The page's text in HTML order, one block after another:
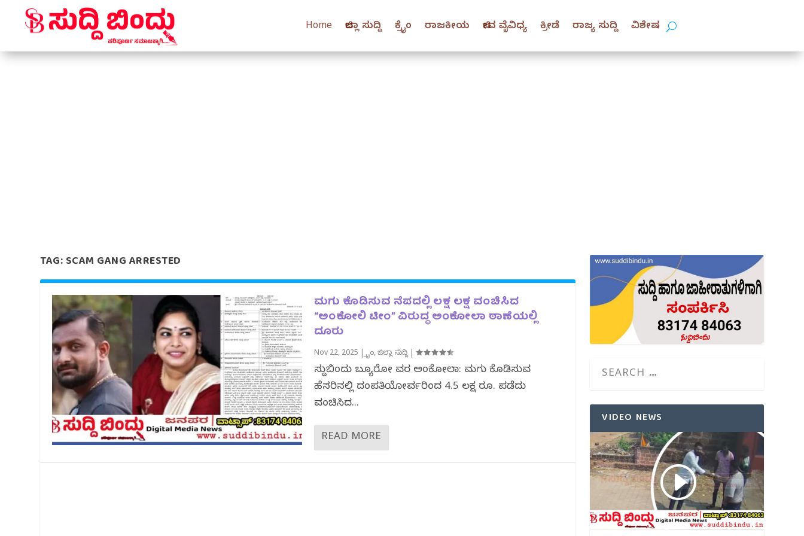
Home ಜಿಲ್ಲಾ ಸುದ್ದಿ ಕ್ರೈಂ ರಾಜಕೀಯ ಜೀವ ವೈವಿಧ್ಯ ಕ್ರೀಡೆ ರಾಜ್ಯ ಸುದ್ದಿ ವಿಶೇಷ
TAG:SCAM GANG ARRESTED
ಮಗು ಕೊಡಿಸುವ ನೆಪದಲ್ಲಿ ಲಕ್ಷ ಲಕ್ಷ ವಂಚಿಸಿದ
“ಅಂಕೋಲಿ ಟೀಂ” ವಿರುದ್ಧ ಅಂಕೋಲಾ ಠಾಣೆಯಲ್ಲಿ
ದೂರು
Nov 22, 2025 |ಕ್ರೈಂ,ಜಿಲ್ಲಾ ಸುದ್ದಿ|
ಸುದ್ದಿಬಿಂದು ಬ್ಯೂರೋ ವರದಿ ಅಂಕೋಲಾ: ಮಗು ಕೊಡಿಸುವ
ಹೆಸರಿನಲ್ಲಿ ದಂಪತಿಯೋರ್ವರಿಂದ 4.5 ಲಕ್ಷ ರೂ. ಪಡೆದು
ವಂಚಿಸಿದ...
READ MORE
VIDEO NEWS